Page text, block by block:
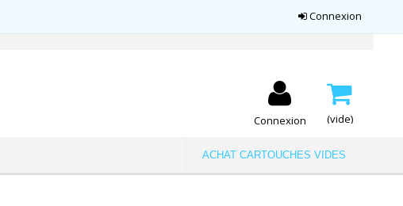
Connexion
(vide)
Connexion
ACHAT CARTOUCHES VIDES